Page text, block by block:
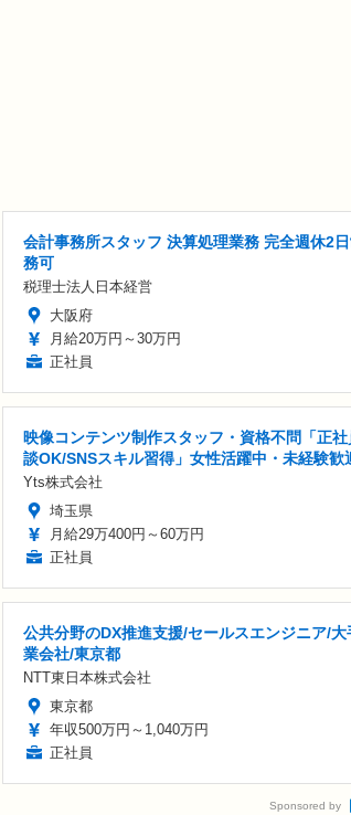
会計事務所スタッフ 決算処理業務 完全週休2
務可
税理士法人日本経営
大阪府
月給20万円～30万円
正社員
映像コンテンツ制作スタッフ・資格不問「正社
談OK/SNSスキル習得」女性活躍中・未経験歓
Yts株式会社
埼玉県
月給29万400円～60万円
正社員
公共分野のDX推進支援/セールスエンジニア/大
業会社/東京都
NTT東日本株式会社
東京都
年収500万円～1,040万円
正社員
Sponsored by